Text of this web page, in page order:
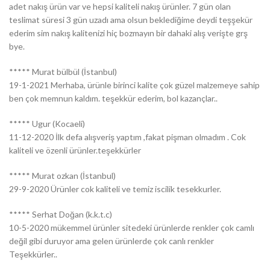
adet nakış ürün var ve hepsi kaliteli nakış ürünler. 7 gün olan
teslimat süresi 3 gün uzadı ama olsun beklediğime deydi teşşekür
ederim sim nakış kalitenizi hiç bozmayın bir dahaki alış verişte grş
bye.
***** Murat bülbül (İstanbul)
19-1-2021 Merhaba, ürünle birinci kalite çok güzel malzemeye sahip
ben çok memnun kaldım. teşekkür ederim, bol kazançlar..
***** Ugur (Kocaeli)
11-12-2020 İlk defa alışveriş yaptım ,fakat pişman olmadım . Cok
kaliteli ve özenli ürünler.teşekkürler
***** Murat ozkan (İstanbul)
29-9-2020 Ürünler cok kaliteli ve temiz iscilik tesekkurler.
***** Serhat Doğan (k.k.t.c)
10-5-2020 mükemmel ürünler sitedeki ürünlerde renkler çok camlı
değil gibi duruyor ama gelen ürünlerde çok canlı renkler
Teşekkürler..